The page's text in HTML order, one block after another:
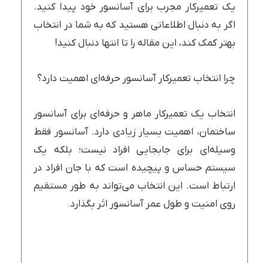
یک تعمیرکار مجرب برای آسانسور خود پیدا کنید.
اگر به دنبال اطلاعاتی هستید که به شما در انتخاب
بهتر کمک کند، این مقاله را تا انتها دنبال کنید!
چرا انتخاب تعمیرکار آسانسور حرفه‌ای اهمیت دارد؟
انتخاب یک تعمیرکار ماهر و حرفه‌ای برای آسانسور
ساختمان، اهمیت بسیار زیادی دارد. آسانسور فقط
وسیله‌ای برای جابجایی افراد نیست؛ بلکه یک
سیستم حساس و پیچیده است که با جان افراد در
ارتباط است. این انتخاب می‌تواند به طور مستقیم
روی امنیت و طول عمر آسانسور اثر بگذارد.